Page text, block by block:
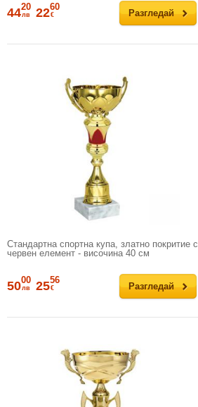
Разгледай
4420
лв 2260
€
Стандартна спортна купа, златно покритие с
червен елемент - височина 40 см
Разгледай
5000
лв 2556
€